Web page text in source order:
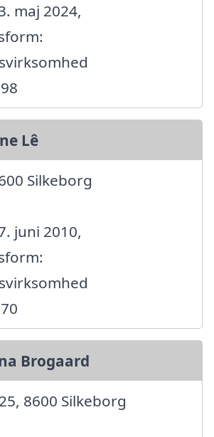
maj 2024,
Lê
Silkeborg
juni 2010,
Brogaard
8600 Silkeborg